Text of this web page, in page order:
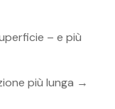
– e più
più lunga →